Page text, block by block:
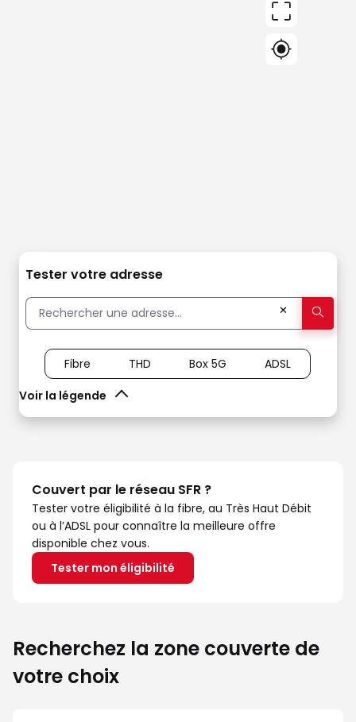
Tester votre adresse
✕
Voir la légende
Fibre THD Box 5G ADSL
Couvert par le réseau SFR ?
Tester votre éligibilité à la fibre, au Très Haut Débit
ou à l’ADSL pour connaître la meilleure offre
disponible chez vous.
Tester mon éligibilité
Recherchez la zone couverte de
votre choix